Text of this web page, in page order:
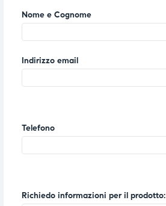
Nome e Cognome
Indirizzo email
Telefono
Richiedo informazioni per il prodotto: